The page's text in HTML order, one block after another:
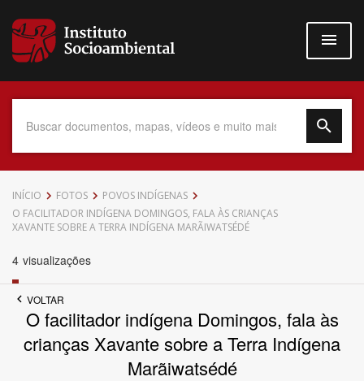
para
conteúdo
Data do Documento
Povo Indígena
INÍCIO FOTOS
POVOS INDÍGENAS
O FACILITADOR INDÍGENA DOMINGOS, FALA ÀS CRIANÇAS
XAVANTE SOBRE A TERRA INDÍGENA MARÃIWATSÉDÉ
4 visualizações
VOLTAR
O facilitador indígena Domingos, fala às
crianças Xavante sobre a Terra Indígena
Marãiwatsédé